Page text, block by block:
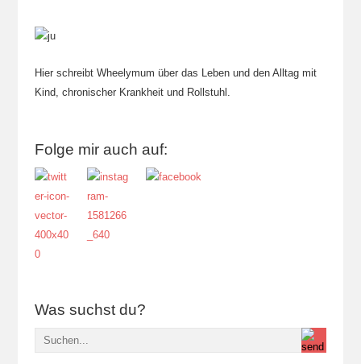
Hier schreibt Wheelymum über das Leben und den Alltag mit
Kind, chronischer Krankheit und Rollstuhl.
Folge mir auch auf:
Was suchst du?